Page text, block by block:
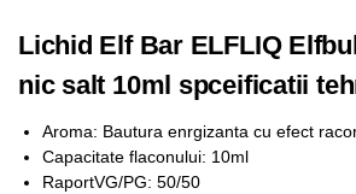
Lichid Elf Bar ELFLIQ
nic salt 10ml spceificatii
Aroma: Bautura enrgizanta cu efect
Capacitate flaconului: 10ml
RaportVG/PG: 50/50